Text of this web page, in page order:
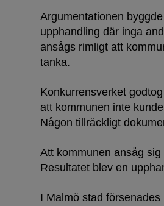
Argumentationen
upphandling där inga
ansågs rimligt att
tanka.
Konkurrensverket
att kommunen inte
Någon tillräckligt
Att kommunen ansåg
Resultatet blev en
I Malmö stad